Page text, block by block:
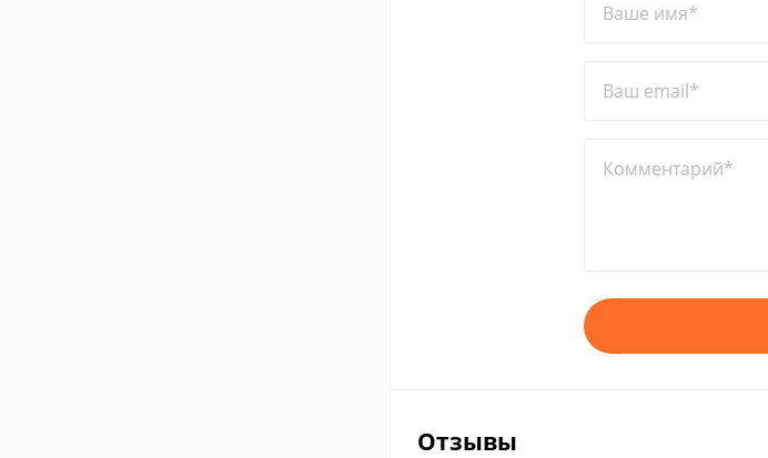
Ваше имя*
Ваш email*
Комментарий*
Отзывы